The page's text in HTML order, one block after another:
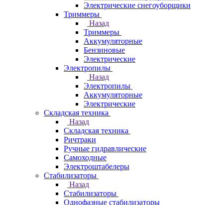
Электрические снегоуборщики
Триммеры
Назад
Триммеры
Аккумуляторные
Бензиновые
Электрические
Электропилы
Назад
Электропилы
Аккумуляторные
Электрические
Складская техника
Назад
Складская техника
Ричтраки
Ручные гидравлические
Самоходные
Электроштабелеры
Стабилизаторы
Назад
Стабилизаторы
Однофазные стабилизаторы